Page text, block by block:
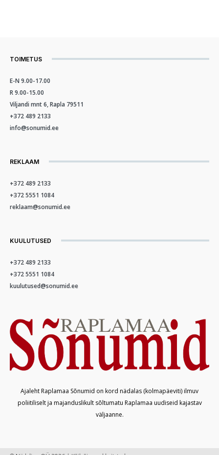
TOIMETUS
E-N 9.00-17.00
R 9.00-15.00
Viljandi mnt 6, Rapla 79511
+372 489 2133
info@sonumid.ee
REKLAAM
+372 489 2133
+372 5551 1084
reklaam@sonumid.ee
KUULUTUSED
+372 489 2133
+372 5551 1084
kuulutused@sonumid.ee
Ajaleht Raplamaa Sõnumid on kord nädalas (kolmapäeviti) ilmuv
poliitiliselt ja majanduslikult sõltumatu Raplamaa uudiseid kajastav
väljaanne.